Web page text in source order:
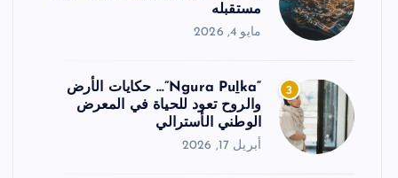
مستقبله
مايو 4, 2026
3
“Ngura Puḻka”… حكايات الأرض
والروح تعود للحياة في المعرض
الوطني الأسترالي
أبريل 17, 2026